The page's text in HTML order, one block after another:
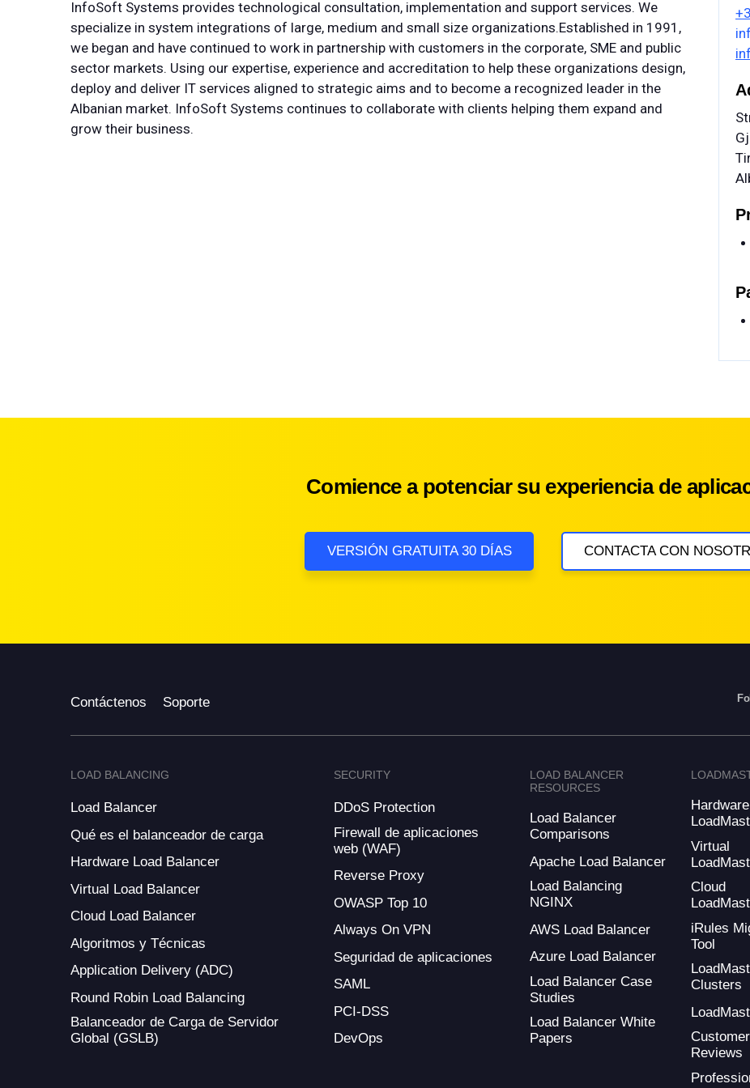
InfoSoft Systems provides technological consultation, implementation and support services. We
specialize in system integrations of large, medium and small size organizations.Established in 1991,
we began and have continued to work in partnership with customers in the corporate, SME and public
sector markets. Using our expertise, experience and accreditation to help these organizations design,
deploy and deliver IT services aligned to strategic aims and to become a recognized leader in the
Albanian market. InfoSoft Systems continues to collaborate with clients helping them expand and
grow their business.
Comience a potenciar su experiencia de
VERSIÓN GRATUITA 30 DÍAS CONTACTA CON
Contáctenos Soporte
LOAD BALANCING
Load Balancer
Qué es el balanceador de carga
Hardware Load Balancer
Virtual Load Balancer
Cloud Load Balancer
Algoritmos y Técnicas
Application Delivery (ADC)
Round Robin Load Balancing
Balanceador de Carga de Servidor
Global (GSLB)
SECURITY
DDoS Protection
Firewall de aplicaciones
web (WAF)
Reverse Proxy
OWASP Top 10
Always On VPN
Seguridad de aplicaciones
SAML
PCI-DSS
DevOps
LOAD BALANCER
RESOURCES
Load Balancer
Comparisons
Apache Load Balancer
Load Balancing
NGINX
AWS Load Balancer
Azure Load Balancer
Load Balancer Case
Studies
Load Balancer White
Papers
Hardware
Virtual
Cloud
iRules
Tool
Clusters
Customer
Reviews